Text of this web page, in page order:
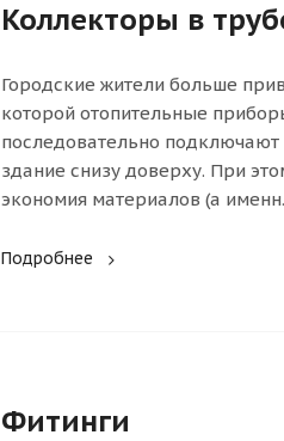
Коллекторы в
Городские жители больше
которой отопительные
последовательно
здание снизу доверху. При
экономия материалов (а
Подробнее
Фитинги